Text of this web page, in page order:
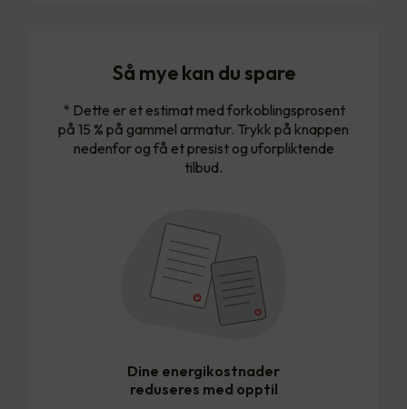
Så mye kan du spare
* Dette er et estimat med forkoblingsprosent
på 15 % på gammel armatur. Trykk på knappen
nedenfor og få et presist og uforpliktende
tilbud.
Dine energikostnader
reduseres med opptil